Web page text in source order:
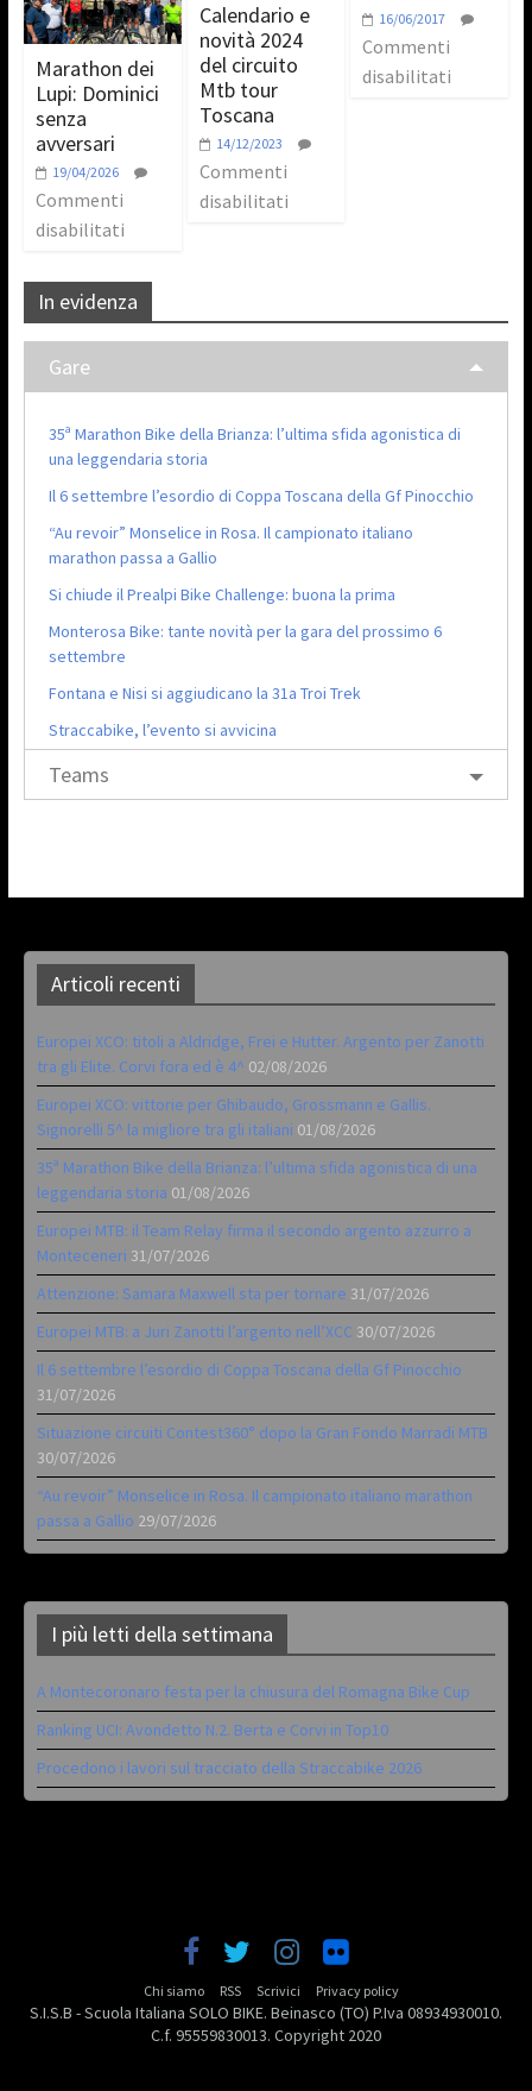
Marathon dei
Lupi: Dominici
senza
avversari
19/04/2026
Commenti
disabilitati
Calendario e
novità 2024
del circuito
Mtb tour
Toscana
14/12/2023
Commenti
disabilitati
16/06/2017
Commenti
disabilitati
In evidenza
Gare
35ª Marathon Bike della Brianza: l’ultima sfida agonistica di
una leggendaria storia
Il 6 settembre l’esordio di Coppa Toscana della Gf Pinocchio
“Au revoir” Monselice in Rosa. Il campionato italiano
marathon passa a Gallio
Si chiude il Prealpi Bike Challenge: buona la prima
Monterosa Bike: tante novità per la gara del prossimo 6
settembre
Fontana e Nisi si aggiudicano la 31a Troi Trek
Straccabike, l’evento si avvicina
Teams
Articoli recenti
Europei XCO: titoli a Aldridge, Frei e Hutter. Argento per Zanotti
tra gli Elite. Corvi fora ed è 4^ 02/08/2026
Europei XCO: vittorie per Ghibaudo, Grossmann e Gallis.
Signorelli 5^ la migliore tra gli italiani 01/08/2026
35ª Marathon Bike della Brianza: l’ultima sfida agonistica di una
leggendaria storia 01/08/2026
Europei MTB: il Team Relay firma il secondo argento azzurro a
Monteceneri 31/07/2026
Attenzione: Samara Maxwell sta per tornare 31/07/2026
Europei MTB: a Juri Zanotti l’argento nell’XCC 30/07/2026
Il 6 settembre l’esordio di Coppa Toscana della Gf Pinocchio
31/07/2026
Situazione circuiti Contest360° dopo la Gran Fondo Marradi MTB
30/07/2026
“Au revoir” Monselice in Rosa. Il campionato italiano marathon
passa a Gallio 29/07/2026
I più letti della settimana
A Montecoronaro festa per la chiusura del Romagna Bike Cup
Ranking UCI: Avondetto N.2. Berta e Corvi in Top10
Procedono i lavori sul tracciato della Straccabike 2026
Chi siamo RSS Scrivici Privacy policy
S.I.S.B - Scuola Italiana SOLO BIKE. Beinasco (TO) P.Iva 08934930010.
C.f. 95559830013. Copyright 2020